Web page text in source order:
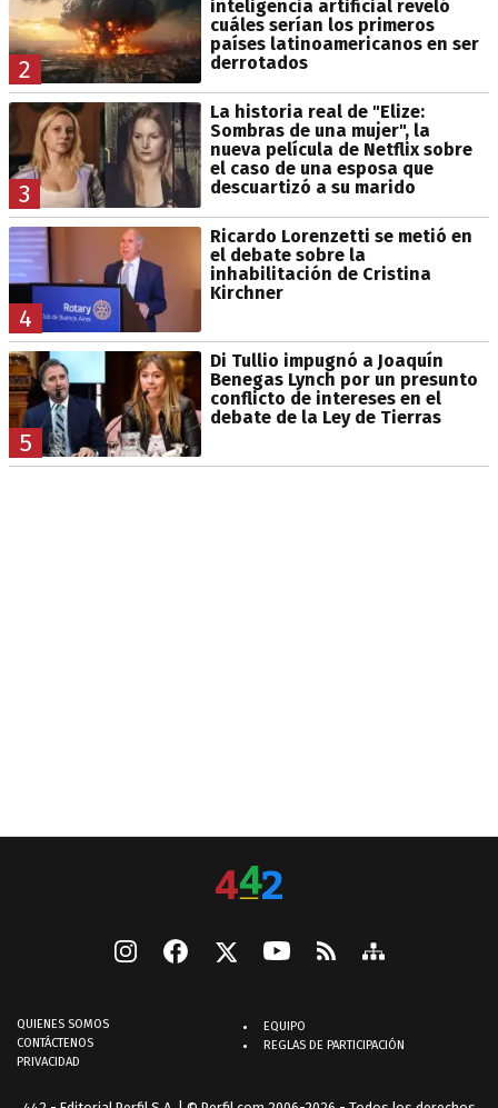
2
inteligencia artificial reveló
cuáles serían los primeros
países latinoamericanos en ser
derrotados
3
La historia real de "Elize:
Sombras de una mujer", la
nueva película de Netflix sobre
el caso de una esposa que
descuartizó a su marido
4
Ricardo Lorenzetti se metió en
el debate sobre la
inhabilitación de Cristina
Kirchner
5
Di Tullio impugnó a Joaquín
Benegas Lynch por un presunto
conflicto de intereses en el
debate de la Ley de Tierras
QUIENES SOMOS
CONTÁCTENOS
PRIVACIDAD
EQUIPO
REGLAS DE PARTICIPACIÓN